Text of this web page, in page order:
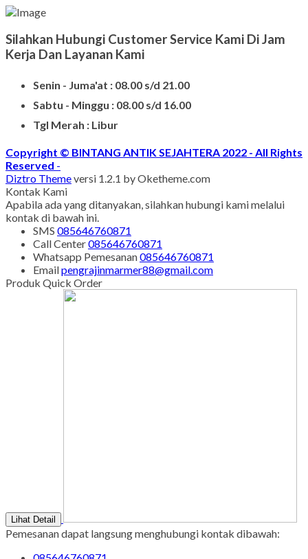
Jual Nisan Murah
Nisan Prasasti Granit
Model Makam Bahan Granit
Makam Batu Alam
Kijing Makam Marmer Termurah
Harg Nisan Marmer Kotak
Makam Kristen Modern
SUPPORT
Silahkan Hubungi Customer Service Kami Di Jam
Kerja Dan Layanan Kami
Senin - Juma'at : 08.00 s/d 21.00
Sabtu - Minggu : 08.00 s/d 16.00
Tgl Merah : Libur